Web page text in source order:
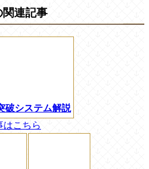
関連記事
破システム解説
はこちら